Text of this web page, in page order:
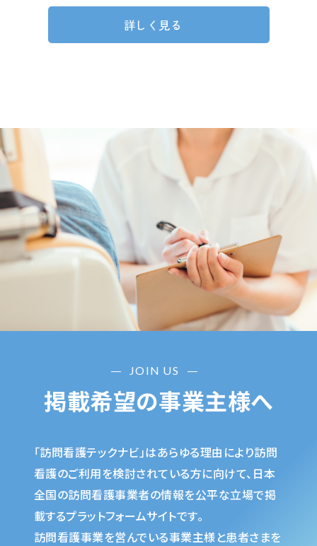
詳しく見る
JOIN US
掲載希望の事業主様へ
「訪問看護テックナビ」はあらゆる理由により訪問
看護のご利用を検討されている方に向けて、日本
全国の訪問看護事業者の情報を公平な立場で掲
載するプラットフォームサイトです。
訪問看護事業を営んでいる事業主様と患者さまを